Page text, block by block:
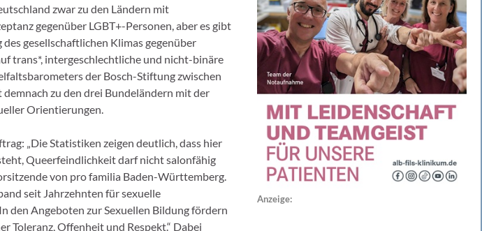
zwar zu den Ländern mit
gegenüber LGBT+-Personen, aber es gibt
gesellschaftlichen Klimas gegenüber
trans*, intergeschlechtliche und nicht-binäre
der Bosch-Stiftung zwischen
zu den drei Bundeländern mit der
Orientierungen.
„Die Statistiken zeigen deutlich, dass hier
Queerfeindlichkeit darf nicht salonfähig
von pro familia Baden-Württemberg.
seit Jahrzehnten für sexuelle
den Angeboten zur Sexuellen Bildung fördern
Toleranz, Offenheit und Respekt.“ Dabei
Anzeige: